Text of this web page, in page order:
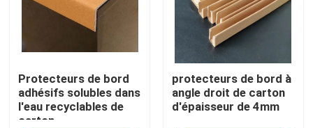
Papier de revêtement de sol de construction
Papier d'imprimerie de carton
Feuilles parquetantes imperméables
Protecteurs de bord
adhésifs solubles dans
l'eau recyclables de
carton
protecteurs de bord à
angle droit de carton
d'épaisseur de 4mm